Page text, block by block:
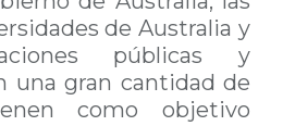
de Australia y
públicas y
una gran cantidad de
como objetivo